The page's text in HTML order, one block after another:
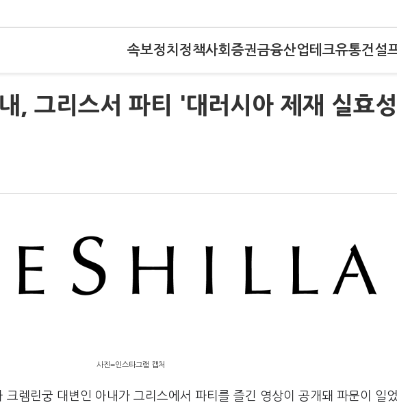
속보정치 정책사회 증권금융산업테크유통건설
, 그리스서 파티 '대러시아 제재 실효성
사진=인스타그램 캡처
크렘린궁 대변인 아내가 그리스에서 파티를 즐긴 영상이 공개돼 파문이 일